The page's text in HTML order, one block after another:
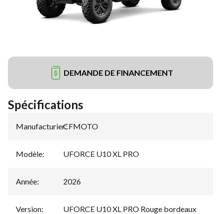
DEMANDE DE FINANCEMENT
Spécifications
Manufacturier:
CFMOTO
Modèle: UFORCE U10 XL PRO
Année: 2026
Version: UFORCE U10 XL PRO Rouge bordeaux